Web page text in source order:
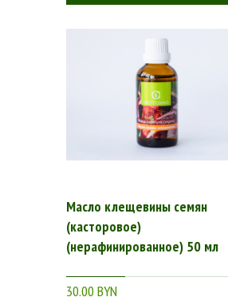
Масло клещевины семян
(касторовое)
(нерафинированное) 50 мл
30.00 BYN